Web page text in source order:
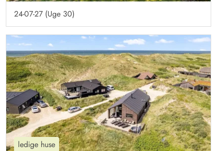
24-07-27 (Uge 30)
ledige huse